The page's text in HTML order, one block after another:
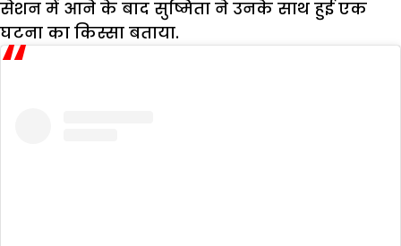
सेशन में आने के बाद सुष्मिता ने उनके साथ हुई एक
घटना का किस्सा बताया.